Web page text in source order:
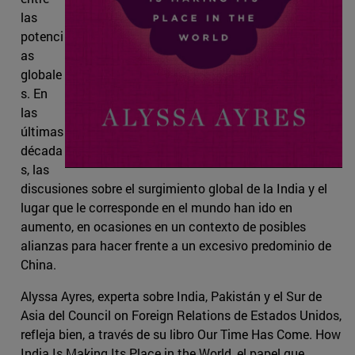
las
potenci
as
globale
s. En
las
últimas
década
s, las
discusiones sobre el surgimiento global de la India y el
lugar que le corresponde en el mundo han ido en
aumento, en ocasiones en un contexto de posibles
alianzas para hacer frente a un excesivo predominio de
China.
Alyssa Ayres, experta sobre India, Pakistán y el Sur de
Asia del Council on Foreign Relations de Estados Unidos,
refleja bien, a través de su libro Our Time Has Come. How